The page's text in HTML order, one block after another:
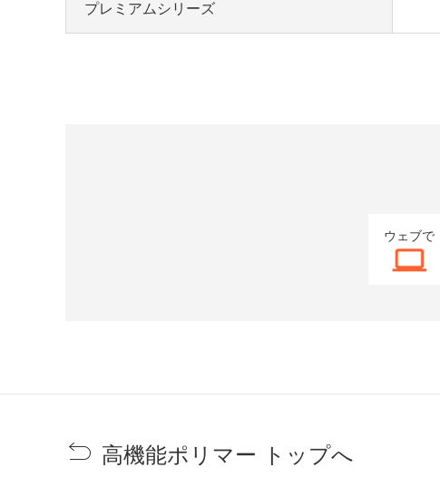
プレミアムシリーズ
ウェブで
高機能ポリマー トップへ